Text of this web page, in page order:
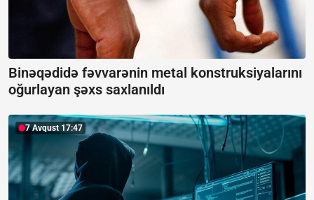
Binəqədidə fəvvarənin metal konstruksiyalarını
oğurlayan şəxs saxlanıldı
7 Avqust 17:47